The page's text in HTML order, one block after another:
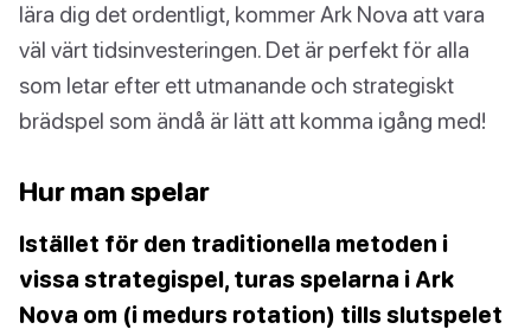
lära dig det ordentligt, kommer Ark Nova att vara
väl värt tidsinvesteringen. Det är perfekt för alla
som letar efter ett utmanande och strategiskt
brädspel som ändå är lätt att komma igång med!
Hur man spelar
Istället för den traditionella metoden i
vissa strategispel, turas spelarna i Ark
Nova om (i medurs rotation) tills slutspelet